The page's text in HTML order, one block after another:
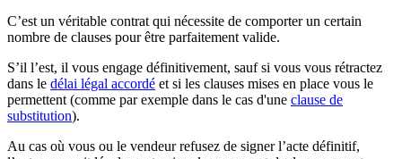
C’est un véritable contrat qui nécessite de comporter un certain
nombre de clauses pour être parfaitement valide.
S’il l’est, il vous engage définitivement, sauf si vous vous rétractez
dans le délai légal accordé et si les clauses mises en place vous le
permettent (comme par exemple dans le cas d'une clause de
substitution).
Au cas où vous ou le vendeur refusez de signer l’acte définitif,